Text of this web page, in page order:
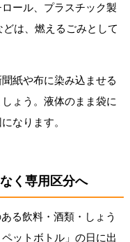
ール、プラスチック製
は、燃えるごみとして
紙や布に染み込ませる
ょう。液体のまま袋に
なります。
く専用区分へ
る飲料・酒類・しょう
ットボトル」の日に出